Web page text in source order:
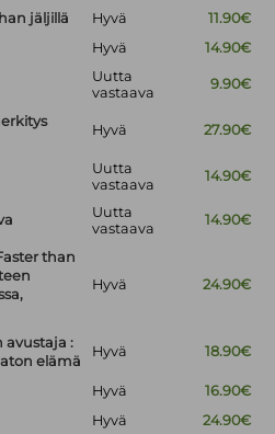
jäljillä Hyvä
11.90€
Hyvä 14.90€
Uutta
vastaava
9.90€
Hyvä 27.90€
Uutta
vastaava
14.90€
Uutta
vastaava
14.90€
than
Hyvä 24.90€
avustaja :
elämä
Hyvä 18.90€
Hyvä
16.90€
Hyvä
24.90€